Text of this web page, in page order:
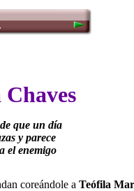
que un día
y parece
el enemigo
coreándole aTeófila